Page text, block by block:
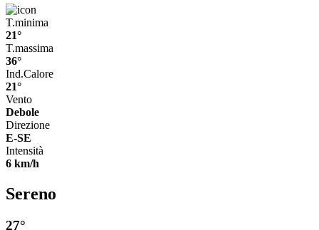
T.minima
21°
T.massima
36°
Ind.Calore
21°
Vento
Debole
Direzione
E-SE
Intensità
6 km/h
Sereno
27°